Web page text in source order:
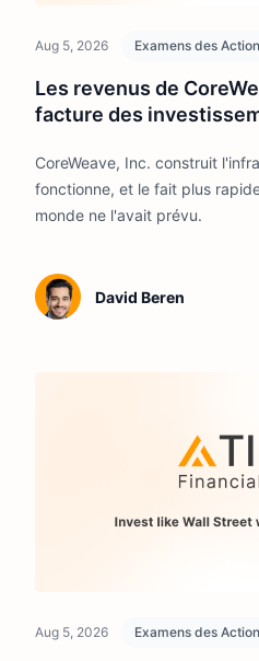
Aug 5, 2026 Examens des
Les revenus de
facture des
CoreWeave, Inc. construit
fonctionne, et le fait plus
monde ne l'avait prévu.
David Beren
Aug 5, 2026 Examens des